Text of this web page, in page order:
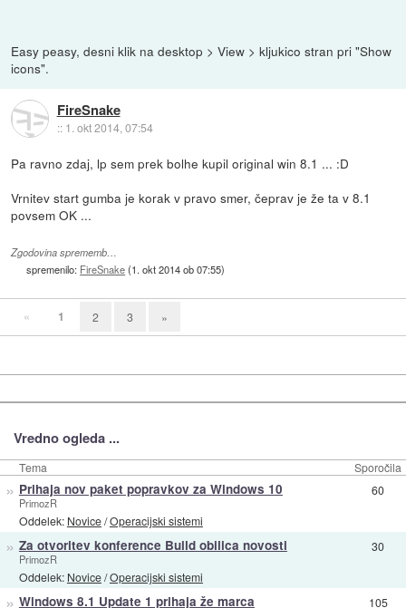
Easy peasy, desni klik na desktop > View > kljukico stran pri "Show
icons".
FireSnake
:: 1. okt 2014, 07:54
Pa ravno zdaj, lp sem prek bolhe kupil original win 8.1 ... :D
Vrnitev start gumba je korak v pravo smer, čeprav je že ta v 8.1
povsem OK ...
Zgodovina sprememb…
spremenilo: FireSnake(1. okt 2014 ob 07:55)
« 1 2 3 »
Vredno ogleda ...
Tema Sporočila
» Prihaja nov paket popravkov za Windows 10
PrimozR
Oddelek: Novice/Operacijski sistemi
60
» Za otvoritev konference Build obilica novosti
PrimozR
Oddelek: Novice/Operacijski sistemi
30
» Windows 8.1 Update 1 prihaja že marca 105